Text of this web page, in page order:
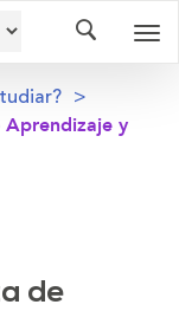
Aprendizaje y
de